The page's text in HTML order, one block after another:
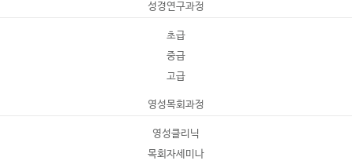
성경연구과정
초급
중급
고급
영성목회과정
영성클리닉
목회자세미나